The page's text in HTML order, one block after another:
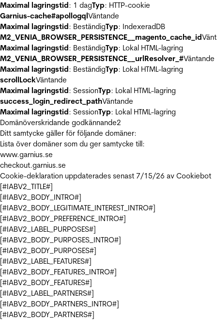
Maximal lagringstid: 1 dagTyp: HTTP-cookie
Garnius-cache#apollogqlVäntande
Maximal lagringstid: BeständigTyp: IndexeradDB
M2_VENIA_BROWSER_PERSISTENCE__magento_cache_id
Maximal lagringstid: BeständigTyp: Lokal HTML-lagring
M2_VENIA_BROWSER_PERSISTENCE__urlResolver_#Väntande
Maximal lagringstid: BeständigTyp: Lokal HTML-lagring
scrollLockVäntande
Maximal lagringstid: SessionTyp: Lokal HTML-lagring
success_login_redirect_pathVäntande
Maximal lagringstid: SessionTyp: Lokal HTML-lagring
Domänöverskridande godkännande2
Ditt samtycke gäller för följande domäner:
Lista över domäner som du ger samtycke till:
www.garnius.se
checkout.garnius.se
Cookie-deklaration uppdaterades senast 7/15/26 av Cookiebot
[#IABV2_TITLE#]
[#IABV2_BODY_INTRO#]
[#IABV2_BODY_LEGITIMATE_INTEREST_INTRO#]
[#IABV2_BODY_PREFERENCE_INTRO#]
[#IABV2_LABEL_PURPOSES#]
[#IABV2_BODY_PURPOSES_INTRO#]
[#IABV2_BODY_PURPOSES#]
[#IABV2_LABEL_FEATURES#]
[#IABV2_BODY_FEATURES_INTRO#]
[#IABV2_BODY_FEATURES#]
[#IABV2_LABEL_PARTNERS#]
[#IABV2_BODY_PARTNERS_INTRO#]
[#IABV2_BODY_PARTNERS#]